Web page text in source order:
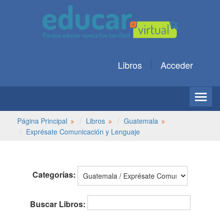
Libros Acceder
Página Principal Libros
Guatemala
Exprésate Comunicación y Lenguaje
Categorías:
Buscar Libros: